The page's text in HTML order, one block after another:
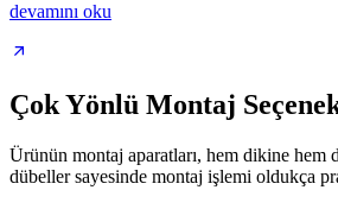
devamını oku
Çok Yönlü Montaj
Ürünün montaj aparatları, hem dikine hem
dübeller sayesinde montaj işlemi oldukça